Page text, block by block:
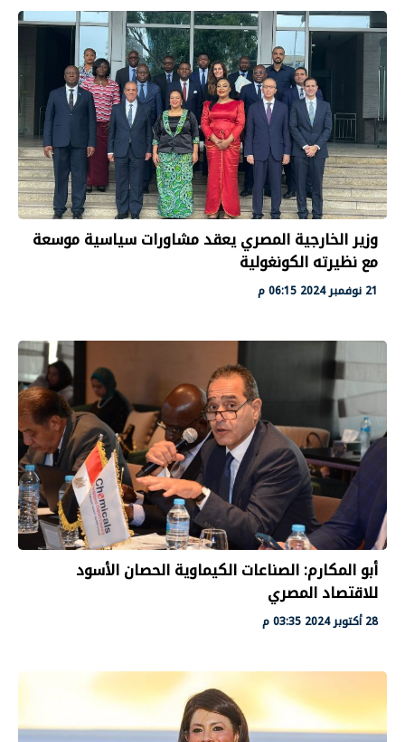
وزير الخارجية المصري يعقد مشاورات سياسية موسعة
مع نظيرته الكونغولية
21 نوفمبر 2024 06:15 م
أبو المكارم: الصناعات الكيماوية الحصان الأسود
للاقتصاد المصري
28 أكتوبر 2024 03:35 م